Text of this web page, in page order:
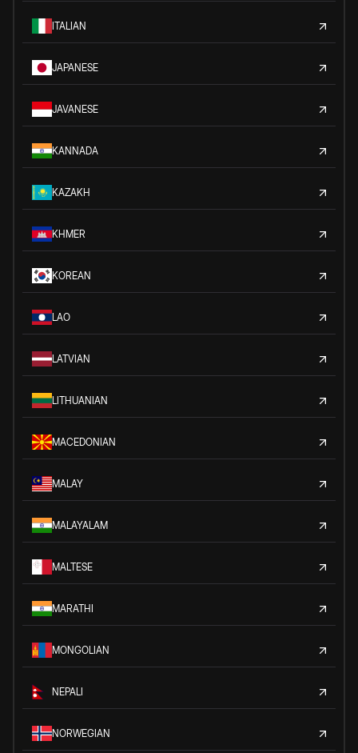
ITALIAN
JAPANESE
JAVANESE
KANNADA
KAZAKH
KHMER
KOREAN
LAO
LATVIAN
LITHUANIAN
MACEDONIAN
MALAY
MALAYALAM
MALTESE
MARATHI
MONGOLIAN
NEPALI
NORWEGIAN